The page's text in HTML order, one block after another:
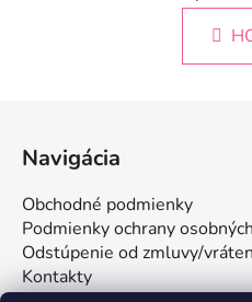
l
r
e
Navigácia
Obchodné podmienky
Podmienky ochrany
Odstúpenie od zmluvy/
Kontakty